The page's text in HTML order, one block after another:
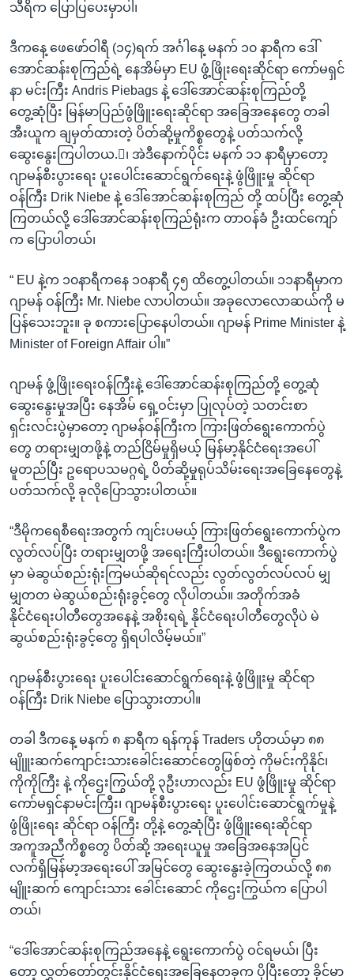
ကျော်
ရန်
ရှာဖွေ
ရန်
နေရာ
သို့
ကျော်
ရန်
ဘာသာစကားများ
သီရိက ပြောပြပေးမှာပါ၊
ဒီကနေ့ ဖေဖော်ဝါရီ (၁၄)ရက် အင်္ဂါနေ့ မနက် ၁၀ နာရီက ဒေါ်
အောင်ဆန်းစုကြည်ရဲ့ နေအိမ်မှာ EU ဖွံ့ဖြိုးရေးဆိုင်ရာ ကော်မရှင်
နာ မင်းကြီး Andris Piebags နဲ့ ဒေါ်အောင်ဆန်းစုကြည်တို့
တွေ့ဆုံပြီး မြန်မာပြည်ဖွံဖြိူးရေးဆိုင်ရာ အခြေအနေတွေ တခါ
အီးယူက ချမှတ်ထားတဲ့ ပိတ်ဆို့မှုကိစ္စတွေနဲ့ ပတ်သက်လို့
ဆွေးနွေးကြပါတယ.်၊ အဲဒီနောက်ပိုင်း မနက် ၁၁ နာရီမှာတော့
ဂျာမန်စီးပွားရေး ပူးပေါင်းဆောင်ရွက်ရေးနဲ့ ဖွံဖြိူးမှု ဆိုင်ရာ
ဝန်ကြီး Drik Niebe နဲ့ ဒေါ်အောင်ဆန်းစုကြည် တို့ ထပ်ပြီး တွေ့ဆုံ
ကြတယ်လို့ ဒေါ်အောင်ဆန်းစုကြည်ရုံးက တာဝန်ခံ ဦးထင်ကျော်
က ပြောပါတယ်၊
“ EU နဲ့က ၁၀နာရီကနေ ၁၀နာရီ ၄၅ ထိတွေ့ပါတယ်။ ၁၁နာရီမှာက
ဂျာမန် ဝန်ကြီး Mr. Niebe လာပါတယ်။ အခုလောလောဆယ်ကို မ
ပြန်သေးဘူး။ ခု စကားပြောနေပါတယ်။ ဂျာမန် Prime Minister နဲ့
Minister of Foreign Affair ပါ။”
ဂျာမန် ဖွံ့ဖြိုးရေးဝန်ကြီးနဲ့ ဒေါ်အောင်ဆန်းစုကြည်တို့ တွေ့ဆုံ
ဆွေးနွေးမှုအပြီး နေအိမ် ရှေ့ဝင်းမှာ ပြုလုပ်တဲ့ သတင်းစာ
ရှင်းလင်းပွဲမှာတော့ ဂျာမန်ဝန်ကြီးက ကြားဖြတ်ရွေးကောက်ပွဲ
တွေ တရားမျှတဖို့နဲ့ တည်ငြိမ်မှုရှိမယ့် မြန်မာ့နိုင်ငံရေးအပေါ်
မူတည်ပြီး ဥရောပသမဂ္ဂရဲ့ ပိတ်ဆို့မှုရုပ်သိမ်းရေးအခြေနေတွေနဲ့
ပတ်သက်လို့ ခုလိုပြောသွားပါတယ်။
“ဒီမိုကရေစီရေးအတွက် ကျင်းပမယ့် ကြားဖြတ်ရွေးကောက်ပွဲက
လွတ်လပ်ပြီး တရားမျှတဖို့ အရေးကြီးပါတယ်။ ဒီရွေးကောက်ပွဲ
မှာ မဲဆွယ်စည်းရုံးကြမယ်ဆိုရင်လည်း လွတ်လွတ်လပ်လပ် မျှ
မျှတတ မဲဆွယ်စည်းရုံးခွင့်တွေ လိုပါတယ်။ အတိုက်အခံ
နိုင်ငံရေးပါတီတွေအနေနဲ့ အစိုးရရဲ့ နိုင်ငံရေးပါတီတွေလိုပဲ မဲ
ဆွယ်စည်းရုံးခွင့်တွေ ရှိရပါလိမ့်မယ်။”
ဂျာမန်စီးပွားရေး ပူးပေါင်းဆောင်ရွက်ရေးနဲ့ ဖွံဖြိူးမှု ဆိုင်ရာ
ဝန်ကြီး Drik Niebe ပြောသွားတာပါ။
တခါ ဒီကနေ့ မနက် ၈ နာရီက ရန်ကုန် Traders ဟိုတယ်မှာ ၈၈
မျိုူးဆက်ကျောင်းသားခေါင်းဆောင်တွေဖြစ်တဲ့ ကိုမင်းကိုနိုင်၊
ကိုကိုကြီး နဲ့ ကိုဌေးကြွယ်တို့ ၃ဦးဟာလည်း EU ဖွံဖြိူးမှု ဆိုင်ရာ
ကော်မရှင်နာမင်းကြီး၊ ဂျာမန်စီးပွားရေး ပူးပေါင်းဆောင်ရွက်မှုနဲ့
ဖွံဖြိုးရေး ဆိုင်ရာ ဝန်ကြီး တို့နဲ့ တွေ့ဆုံပြီး ဖွံဖြိူးရေးဆိုင်ရာ
အကူအညီကိစ္စတွေ ပိတ်ဆို့ အရေးယူမှု အခြေအနေအပြင်
လက်ရှိမြန်မာ့အရေးပေါ် အမြင်တွေ ဆွေးနွေးခဲ့ကြတယ်လို့ ၈၈
မျိူးဆက် ကျောင်းသား ခေါင်းဆောင် ကိုဌေးကြွယ်က ပြောပါ
တယ်၊
“ဒေါ်အောင်ဆန်းစုကြည်အနေနဲ့ ရွေးကောက်ပွဲ ဝင်ရမယ်၊ ပြီး
တော့ လွှတ်တော်တွင်းနိုင်ငံရေးအခြေနေတခုက ပိုပြီးတော့ ခိုင်မာ